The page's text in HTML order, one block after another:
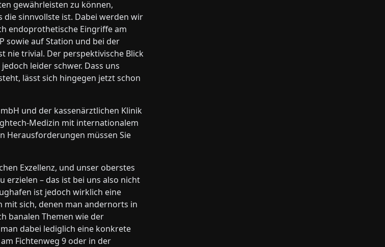
gewährleisten zu können,
sinnvollste ist. Dabei werden wir
endoprothetische Eingriffe am
sowie auf Station und bei der
nie trivial. Der perspektivische Blick
leider schwer. Dass uns
lässt sich hingegen jetzt schon
und der kassenärztlichen Klinik
Medizin mit internationalem
Herausforderungen müssen Sie
Exzellenz, und unser oberstes
erzielen – das ist bei uns also nicht
ist jedoch wirklich eine
mit sich, denen man andernorts in
banalen Themen wie der
dabei lediglich eine konkrete
Fichtenweg 9 oder in der